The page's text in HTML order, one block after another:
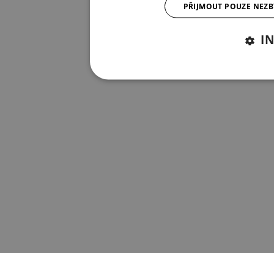
PŘIJMOUT POUZE